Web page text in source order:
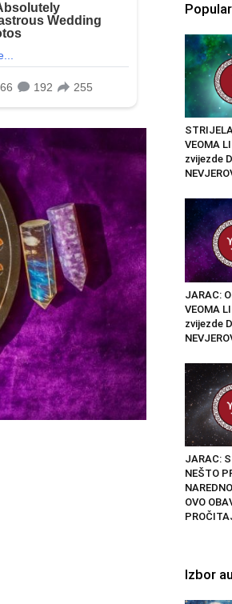
VEOMA
zvijezde
JARAC:
VEOMA
zvijezde
JARAC:
NEŠTO
OVO
Izbor